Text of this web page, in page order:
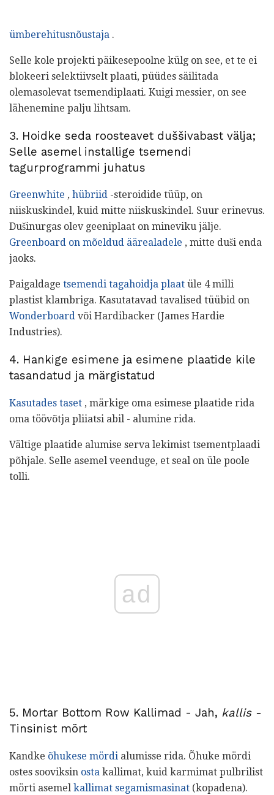
ümberehitusnõustaja .
Selle kole projekti päikesepoolne külg on see, et te ei
blokeeri selektiivselt plaati, püüdes säilitada
olemasolevat tsemendiplaati. Kuigi messier, on see
lähenemine palju lihtsam.
3. Hoidke seda roosteavet duššivabast välja;
Selle asemel installige tsemendi
tagurprogrammi juhatus
Greenwhite , hübriid -steroidide tüüp, on
niiskuskindel, kuid mitte niiskuskindel. Suur erinevus.
Dušinurgas olev geeniplaat on mineviku jälje.
Greenboard on mõeldud äärealadele , mitte duši enda
jaoks.
Paigaldage tsemendi tagahoidja plaat üle 4 milli
plastist klambriga. Kasutatavad tavalised tüübid on
Wonderboard või Hardibacker (James Hardie
Industries).
4. Hankige esimene ja esimene plaatide kile
tasandatud ja märgistatud
Kasutades taset , märkige oma esimese plaatide rida
oma töövõtja pliiatsi abil - alumine rida.
Vältige plaatide alumise serva lekimist tsementplaadi
põhjale. Selle asemel veenduge, et seal on üle poole
tolli.
ad
5. Mortar Bottom Row Kallimad - Jah, kallis -
Tinsinist mört
Kandke õhukese mördi alumisse rida. Õhuke mördi
ostes sooviksin osta kallimat, kuid karmimat pulbrilist
mörti asemel kallimat segamismasinat (kopadena).